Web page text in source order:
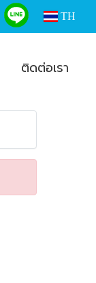
TH
ติดต่อเรา